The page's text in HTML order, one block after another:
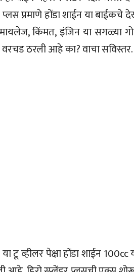
प्लस प्रमाणे होंडा शाईन या
किंमत, इंजिन या सगळ्या
ठरली आहे का? वाचा सविस्तर.
टू व्हीलर पेक्षा होंडा शाईन